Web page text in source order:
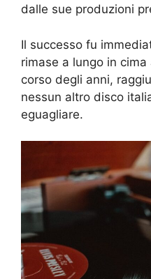
dalle sue produzioni
Il successo fu
rimase a lungo in
corso degli anni,
nessun altro disco
eguagliare.